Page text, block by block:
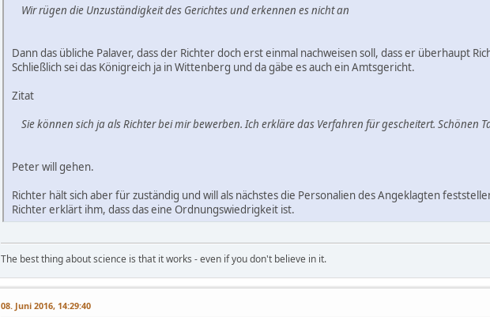
Wir rügen die Unzuständigkeit des Gerichtes und erkennen es nicht an
Dann das übliche Palaver, dass der Richter doch erst einmal nachweisen soll, dass er überhaupt
Schließlich sei das Königreich ja in Wittenberg und da gäbe es auch ein Amtsgericht.
Zitat
Sie können sich ja als Richter bei mir bewerben. Ich erkläre das Verfahren für gescheitert. Schönen
Peter will gehen.
Richter hält sich aber für zuständig und will als nächstes die Personalien des Angeklagten
Richter erklärt ihm, dass das eine Ordnungswiedrigkeit ist.
The best thing about science is that it works - even if you don't believe in it.
08. Juni 2016, 14:29:40